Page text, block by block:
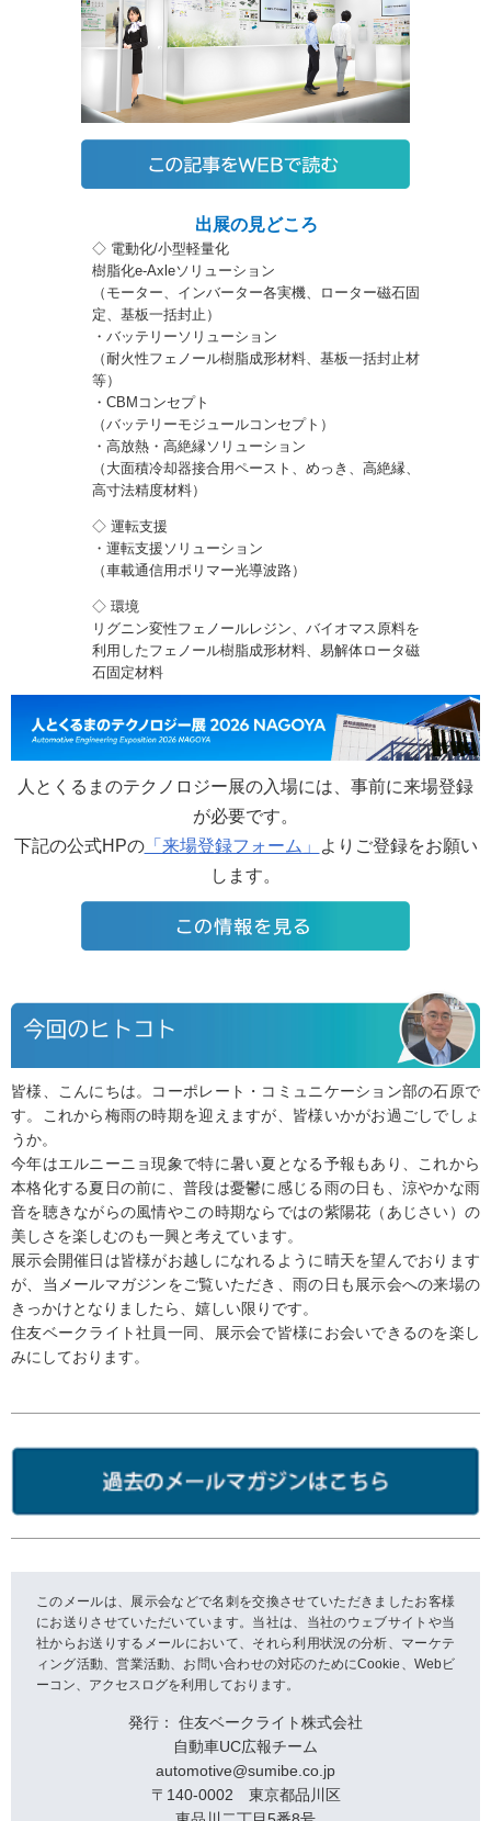
出展の見どころ
◇ 電動化/小型軽量化
樹脂化e-Axleソリューション
（モーター、インバーター各実機、ローター磁石固
定、基板一括封止）
・バッテリーソリューション
（耐火性フェノール樹脂成形材料、基板一括封止材
等）
・CBMコンセプト
（バッテリーモジュールコンセプト）
・高放熱・高絶縁ソリューション
（大面積冷却器接合用ペースト、めっき、高絶縁、
高寸法精度材料）
◇ 運転支援
・運転支援ソリューション
（車載通信用ポリマー光導波路）
◇ 環境
リグニン変性フェノールレジン、バイオマス原料を
利用したフェノール樹脂成形材料、易解体ロータ磁
石固定材料
人とくるまのテクノロジー展の入場には、事前に来場登録
が必要です。
下記の公式HPの「来場登録フォーム」
よりご登録をお願い
します。
皆様、こんにちは。コーポレート・コミュニケーション部の石原で
す。これから梅雨の時期を迎えますが、皆様いかがお過ごしでしょ
うか。
今年はエルニーニョ現象で特に暑い夏となる予報もあり、これから
本格化する夏日の前に、普段は憂鬱に感じる雨の日も、涼やかな雨
音を聴きながらの風情やこの時期ならではの紫陽花（あじさい）の
美しさを楽しむのも一興と考えています。
展示会開催日は皆様がお越しになれるように晴天を望んでおります
が、当メールマガジンをご覧いただき、雨の日も展示会への来場の
きっかけとなりましたら、嬉しい限りです。
住友ベークライト社員一同、展示会で皆様にお会いできるのを楽し
みにしております。
このメールは、展示会などで名刺を交換させていただきましたお客様
にお送りさせていただいています。当社は、当社のウェブサイトや当
社からお送りするメールにおいて、それら利用状況の分析、マーケテ
ィング活動、営業活動、お問い合わせの対応のためにCookie、Webビ
ーコン、アクセスログを利用しております。
発行： 住友ベークライト株式会社
自動車UC広報チーム
automotive@sumibe.co.jp
〒140-0002 東京都品川区